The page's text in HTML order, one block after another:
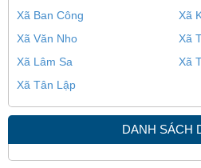
Xã Ban Công
Xã
Xã Văn Nho
Xã
Xã Lâm Sa
Xã
Xã Tân Lập
DANH SÁCH